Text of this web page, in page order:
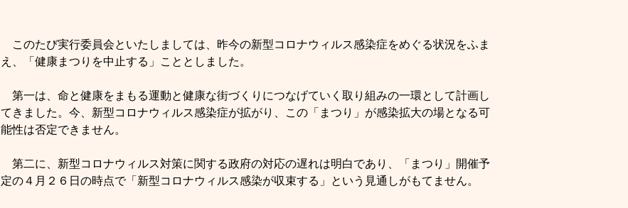
このたび実行委員会といたしましては、昨今の新型コロナウィルス感染症をめぐる状況をふま
え、「健康まつりを中止する」こととしました。
第一は、命と健康をまもる運動と健康な街づくりにつなげていく取り組みの一環として計画し
てきました。今、新型コロナウィルス感染症が拡がり、この「まつり」が感染拡大の場となる可
能性は否定できません。
第二に、新型コロナウィルス対策に関する政府の対応の遅れは明白であり、「まつり」開催予
定の４月２６日の時点で「新型コロナウィルス感染が収束する」という見通しがもてません。